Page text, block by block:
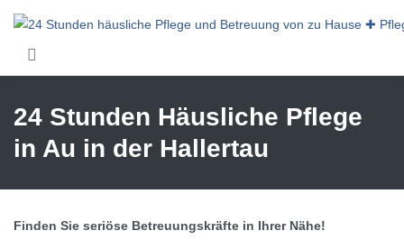
24 Stunden Häusliche Pflege
in Au in der Hallertau
Finden Sie seriöse Betreuungskräfte in Ihrer Nähe!